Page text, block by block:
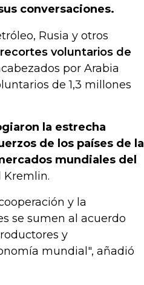
conversaciones.
Rusia y otros
voluntarios de
por Arabia
de 1,3 millones
la estrecha
de los países de la
mundiales del
Kremlin.
y la
se sumen al acuerdo
y
mundial", añadió